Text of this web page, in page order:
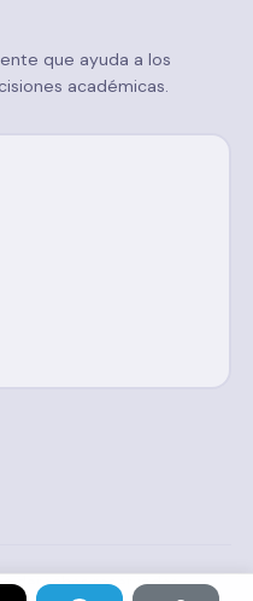
que ayuda a los
académicas.
derechos reservados.